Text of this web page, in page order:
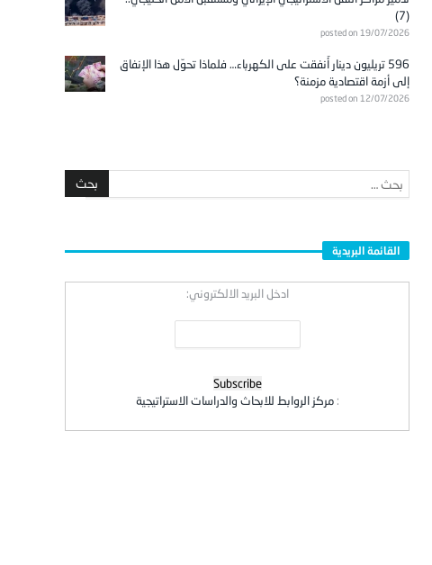
(7)
posted on 19/07/2026
596 تريليون دينار أُنفقت على الكهرباء… فلماذا تحوّل هذا الإنفاق
إلى أزمة اقتصادية مزمنة؟
posted on 12/07/2026
القائمة البريدية
ادخل البريد الالكتروني:
:مركز الروابط للابحاث والدراسات الاستراتيجية